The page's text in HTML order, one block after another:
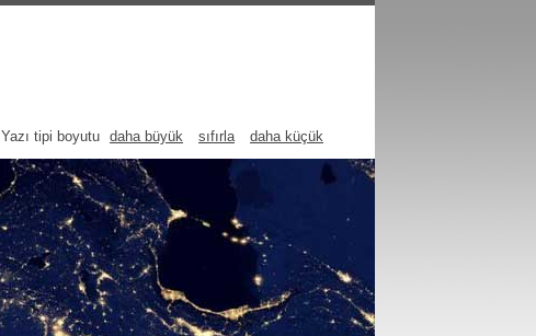
Yazı tipi boyutu daha büyük sıfırla daha küçük